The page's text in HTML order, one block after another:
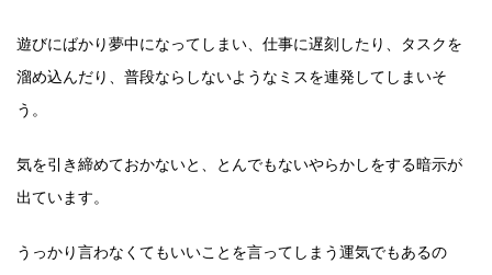
遊びにばかり夢中になってしまい、仕事に遅刻したり、タスクを
溜め込んだり、普段ならしないようなミスを連発してしまいそ
う。
気を引き締めておかないと、とんでもないやらかしをする暗示が
出ています。
うっかり言わなくてもいいことを言ってしまう運気でもあるの